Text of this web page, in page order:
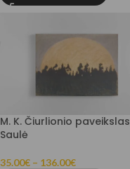
M. K. Čiurlionio paveikslas
Saulė
35.00€ – 136.00€